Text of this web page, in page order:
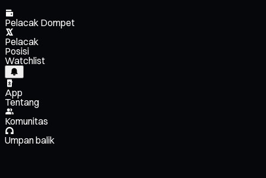
Pelacak Dompet
Pelacak
Posisi
Watchlist
App
Tentang
Komunitas
Umpan balik